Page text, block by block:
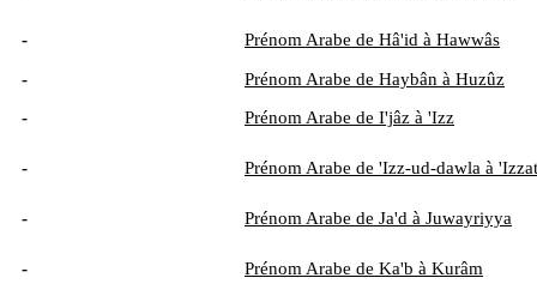
- Prénom Arabe de Hâ'id à Hawwâs
-
Prénom Arabe de Haybân à Huzûz
-
Prénom Arabe de I'jâz à 'Izz
- Prénom Arabe de 'Izz-ud-dawla à 'Izzat
- Prénom Arabe de Ja'd à Juwayriyya
- Prénom Arabe de Ka'b à Kurâm